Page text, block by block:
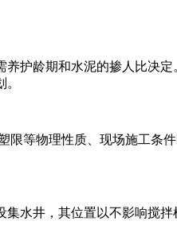
护龄期和水泥的掺人比决
等物理性质、现场施工条
水井，其位置以不影响搅拌